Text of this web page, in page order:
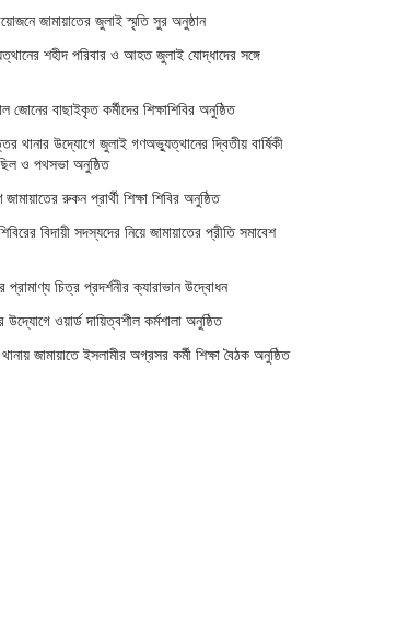
জামায়াতের জুলাই স্মৃতি সুর অনুষ্ঠান
শহীদ পরিবার ও আহত জুলাই যোদ্ধাদের সঙ্গে
জোনের বাছাইকৃত কর্মীদের শিক্ষাশিবির অনুষ্ঠিত
থানার উদ্যোগে জুলাই গণঅভ্যুত্থানের দ্বিতীয় বার্ষিকী
ও পথসভা অনুষ্ঠিত
জামায়াতের রুকন প্রার্থী শিক্ষা শিবির অনুষ্ঠিত
বিদায়ী সদস্যদের নিয়ে জামায়াতের প্রীতি সমাবেশ
প্রামাণ্য চিত্র প্রদর্শনীর ক্যারাভান উদ্বোধন
উদ্যোগে ওয়ার্ড দায়িত্বশীল কর্মশালা অনুষ্ঠিত
জামায়াতে ইসলামীর অগ্রসর কর্মী শিক্ষা বৈঠক অনুষ্ঠিত